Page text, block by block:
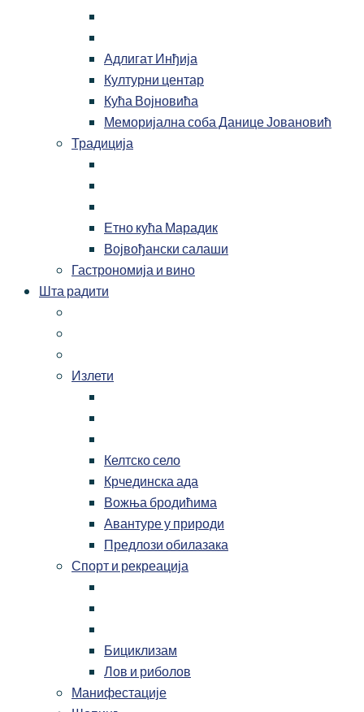
Адлигат Инђија
Културни центар
Кућа Војновића
Меморијална соба Данице Јовановић
Традиција
Етно кућа Марадик
Војвођански салаши
Гастрономија и вино
Шта радити
Излети
Келтско село
Крчединска ада
Вожња бродићима
Авантуре у природи
Предлози обилазака
Спорт и рекреација
Бициклизам
Лов и риболов
Манифестације